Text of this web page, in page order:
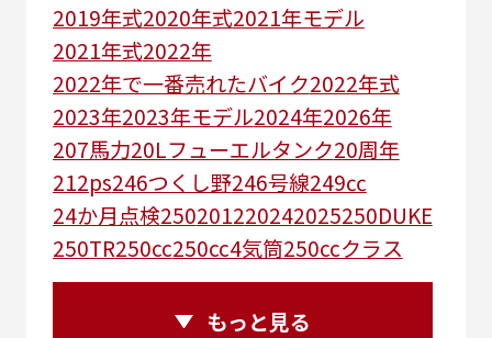
2019年式2020年式2021年モデル
2021年式2022年
2022年で一番売れたバイク2022年式
2023年2023年モデル2024年2026年
207馬力20Lフューエルタンク20周年
212ps246つくし野246号線249㏄
24か月点検250201220242025250DUKE
250TR250cc250cc4気筒250ccクラス
250ccスーパースポーツ250アメリカン
250ｃｃアドベンチャー250ｃｃツアラー
もっと見る